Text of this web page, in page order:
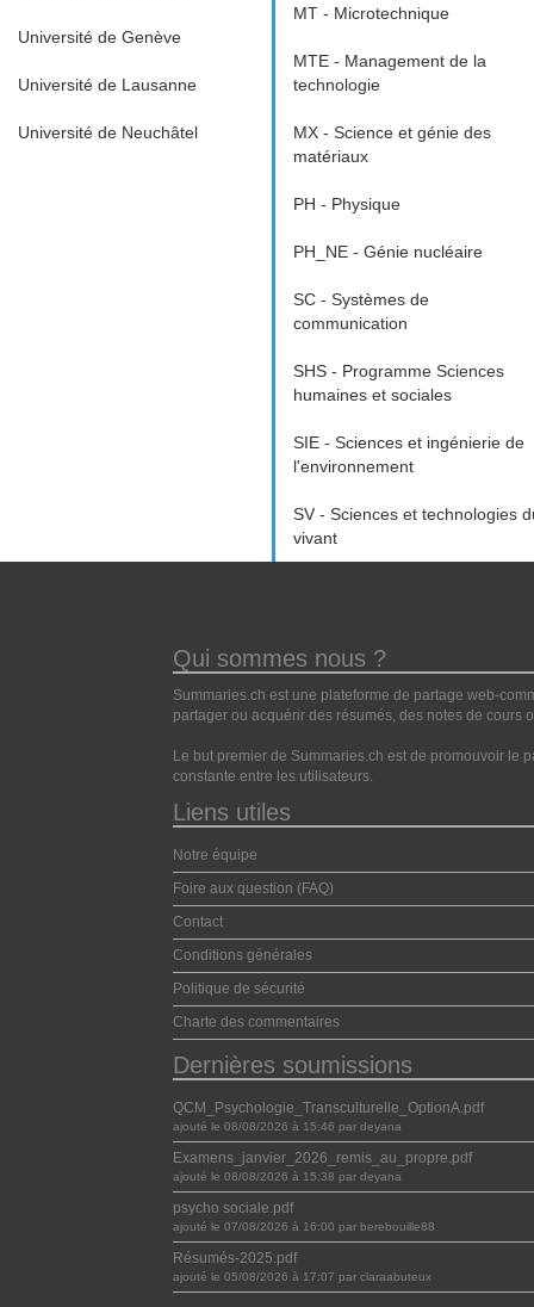
Université de Genève
Université de Lausanne
Université de Neuchâtel
MT - Microtechnique
MTE - Management de la
technologie
MX - Science et génie des
matériaux
PH - Physique
PH_NE - Génie nucléaire
SC - Systèmes de
communication
SHS - Programme Sciences
humaines et sociales
SIE - Sciences et ingénierie de
l'environnement
SV - Sciences et technologies
vivant
Qui sommes nous ?
Summaries.ch est une plateforme de partage web-
partager ou acquérir des résumés, des notes de cours
Le but premier de Summaries.ch est de promouvoir le
constante entre les utilisateurs.
Liens utiles
Notre équipe
Foire aux question (FAQ)
Contact
Conditions générales
Politique de sécurité
Charte des commentaires
Dernières soumissions
QCM_Psychologie_Transculturelle_OptionA.pdf
ajouté le 08/08/2026 à 15:46 par deyana
Examens_janvier_2026_remis_au_propre.pdf
ajouté le 08/08/2026 à 15:38 par deyana
psycho sociale.pdf
ajouté le 07/08/2026 à 16:00 par berebouille88
Résumés-2025.pdf
ajouté le 05/08/2026 à 17:07 par claraabuteux